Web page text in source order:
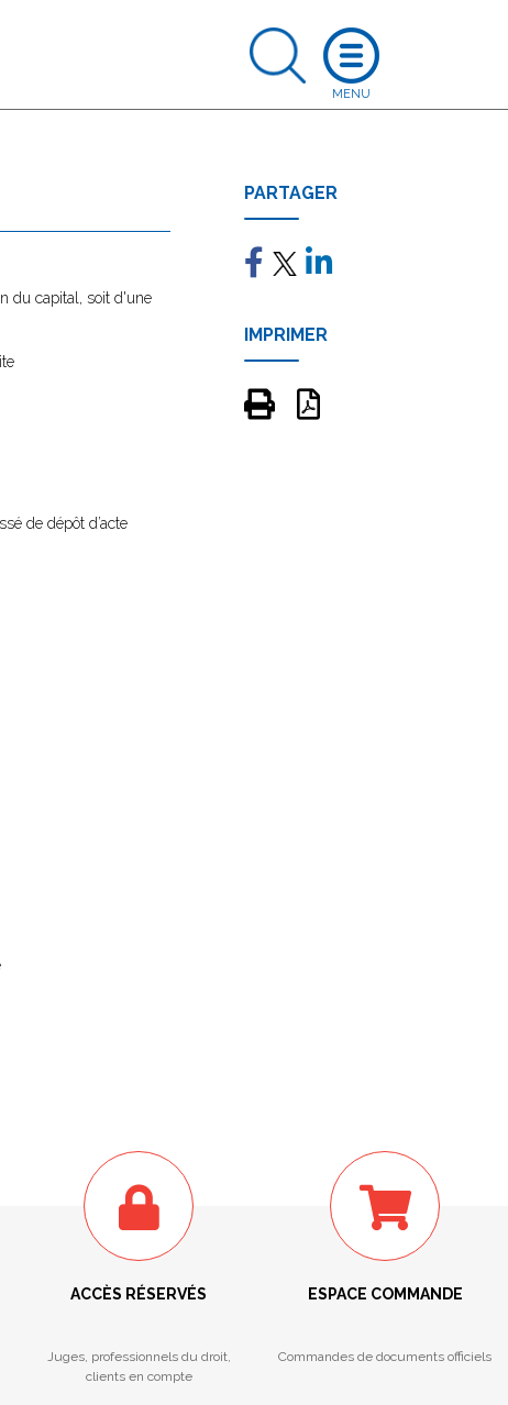
du capital, soit d'une
de dépôt d’acte
PARTAGER
IMPRIMER
ACCÈS RÉSERVÉS
Juges, professionnels du droit,
clients en compte
ESPACE COMMANDE
Commandes de documents officiels